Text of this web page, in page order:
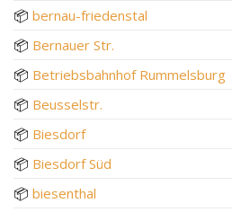
📦 bernau-friedenstal
📦 Bernauer Str.
📦 Betriebsbahnhof Rummelsburg
📦 Beusselstr.
📦 Biesdorf
📦 Biesdorf Süd
📦 biesenthal